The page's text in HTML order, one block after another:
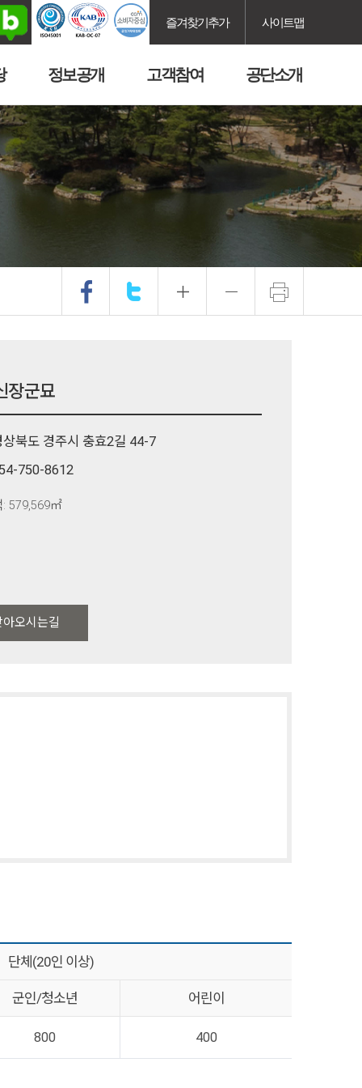
즐겨찾기추가 사이트맵
정보공개 고객참여 공단소개
장군묘
상북도 경주시 충효2길 44-7
750-8612
아오시는길
: 579,569㎡
단체(20인 이상)
군인/청소년 어린이
800 400